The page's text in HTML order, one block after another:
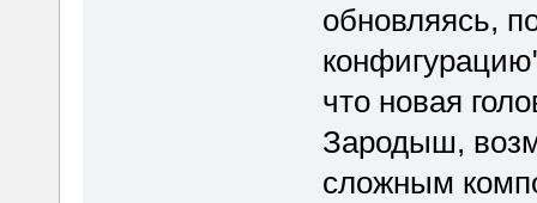
обновляясь,
что новая
Зародыш,
сложным